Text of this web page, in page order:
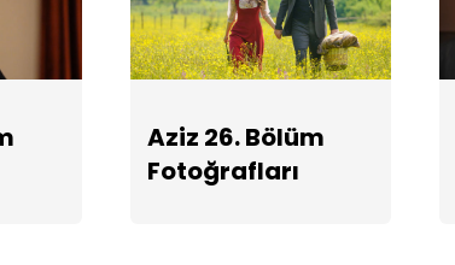
Aziz 26. Bölüm
Fotoğrafları